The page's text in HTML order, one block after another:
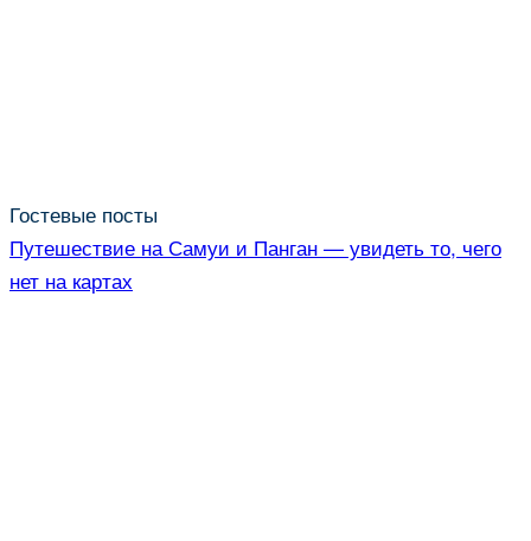
Гостевые посты
Путешествие на Самуи и Панган — увидеть то, чего
нет на картах